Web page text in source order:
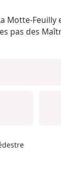
Motte-
pas des